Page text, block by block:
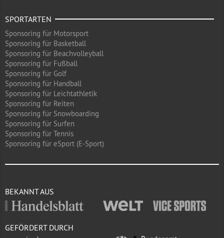
SPORTARTEN
Sponsoring für Motorsport
Sponsoring für Basketball
Sponsoring für Beachvolleyball
Sponsoring für Fußball
Sponsoring für Golf
Sponsoring für Handball
Sponsoring für Leichtathletik
Sponsoring für Reiten
Sponsoring für Snowboarding
Sponsoring für Surfen
Sponsoring für Tennis
Sponsoring für eSport (E-Sport)
BEKANNT AUS
GEFÖRDERT DURCH